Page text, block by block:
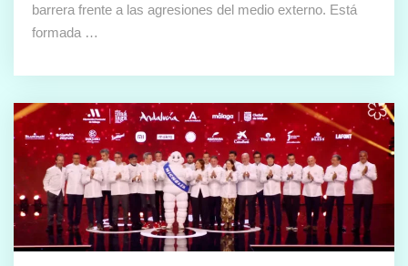
barrera frente a las agresiones del medio externo. Está
formada …